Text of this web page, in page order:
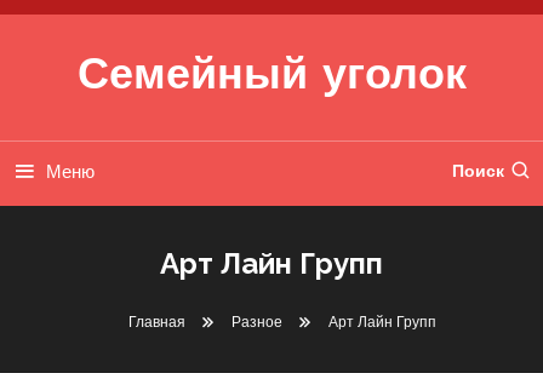
Перейти к содержимому
Семейный уголок
Меню Поиск
Арт Лайн Групп
Главная Разное Арт Лайн Групп